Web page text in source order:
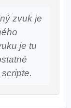
zvuk je
je tu